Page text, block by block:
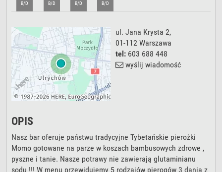
B/D B/D B/D B/D
ul. Jana Krysta 2,
01-112 Warszawa
tel: 603 688 448
wyślij wiadomość
OPIS
Nasz bar oferuje państwu tradycyjne Tybetańskie pierożki
Momo gotowane na parze w koszach bambusowych zdrowe ,
pyszne i tanie. Nasze potrawy nie zawierają glutaminianu
sodu !!! W menu przewidujemy 5 rodzajów pierogów 3 dania z